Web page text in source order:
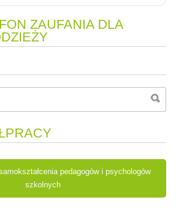
ZAUFANIA DLA
pedagogów i psychologów
szkolnych